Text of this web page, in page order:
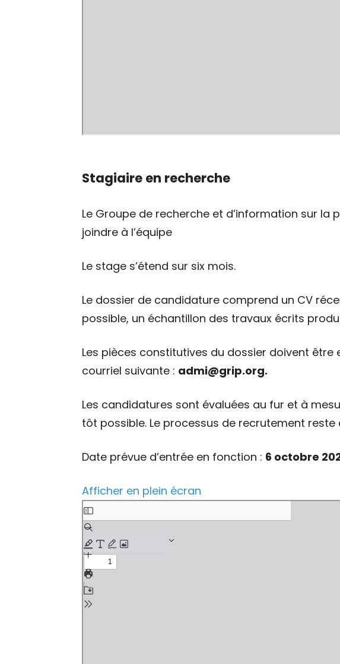
Stagiaire en recherche
Le Groupe de recherche et d’information sur la
joindre à l’équipe
Le stage s’étend sur six mois.
Le dossier de candidature comprend un CV
possible, un échantillon des travaux écrits
Les pièces constitutives du dossier doivent être
courriel suivante : admi@grip.org.
Les candidatures sont évaluées au fur et à
tôt possible. Le processus de recrutement
Date prévue d’entrée en fonction : 6 octobre
Afficher en plein écran
Aller
au
contenu